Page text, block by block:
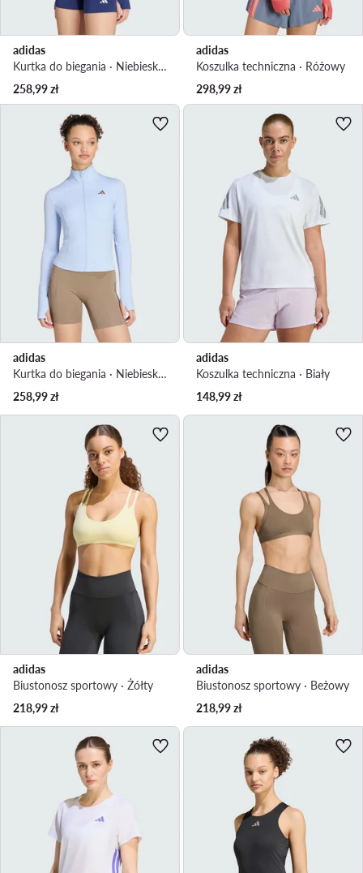
adidas
Kurtka do biegania · Niebieski jasny
258,99zł
adidas
Koszulka techniczna · Różowy
298,99zł
adidas
Kurtka do biegania · Niebieski jasny
258,99zł
adidas
Koszulka techniczna · Biały
148,99zł
adidas
Biustonosz sportowy · Żółty
218,99zł
adidas
Biustonosz sportowy · Beżowy
218,99zł